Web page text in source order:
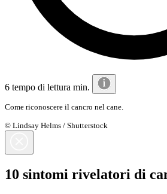
6 tempo di lettura min.
Come riconoscere il cancro nel cane.
© Lindsay Helms / Shutterstock
10 sintomi rivelatori di